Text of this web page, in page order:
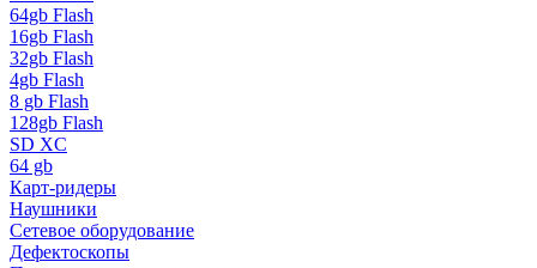
64gb Flash
16gb Flash
32gb Flash
4gb Flash
8 gb Flash
128gb Flash
SD XC
64 gb
Карт-ридеры
Наушники
Сетевое оборудование
Дефектоскопы